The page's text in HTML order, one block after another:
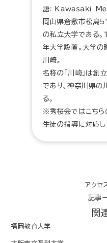
語: Kawasaki
岡山県倉敷市松島
の私立大学である
年大学設置。大学の
川崎。
名称の「川崎」は創
であり、神奈川県の
る。
※秀桜会ではこちら
生徒の指導に対応し
アク
記事
関
福岡教育大学